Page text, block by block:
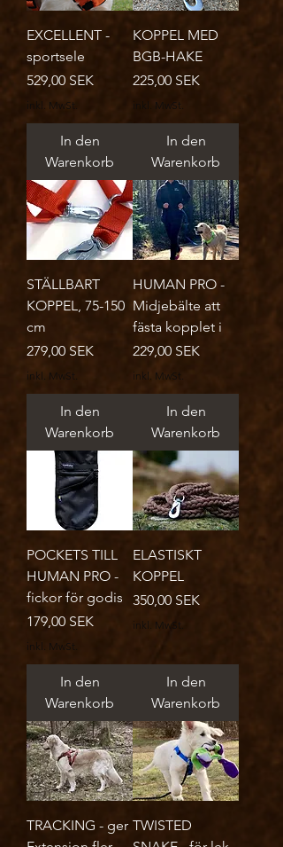
EXCELLENT -
sportsele
Preis
529,00 SEK
inkl. MwSt.
In den
Warenkorb
KOPPEL MED
BGB-HAKE
Preis
225,00 SEK
inkl. MwSt.
In den
Warenkorb
STÄLLBART
KOPPEL, 75-150
cm
Preis
279,00 SEK
inkl. MwSt.
In den
Warenkorb
HUMAN PRO -
Midjebälte att
fästa kopplet i
Preis
229,00 SEK
inkl. MwSt.
In den
Warenkorb
POCKETS TILL
HUMAN PRO -
fickor för godis
Preis
179,00 SEK
inkl. MwSt.
In den
Warenkorb
ELASTISKT
KOPPEL
Preis
350,00 SEK
inkl. MwSt.
In den
Warenkorb
TRACKING - ger TWISTED